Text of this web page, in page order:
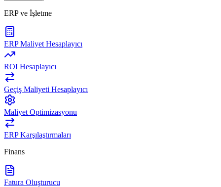
ERP ve İşletme
ERP Maliyet Hesaplayıcı
ROI Hesaplayıcı
Geçiş Maliyeti Hesaplayıcı
Maliyet Optimizasyonu
ERP Karşılaştırmaları
Finans
Fatura Oluşturucu